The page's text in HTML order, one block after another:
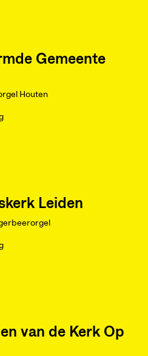
Gemeente
Houten
Leiden
van de Kerk Op